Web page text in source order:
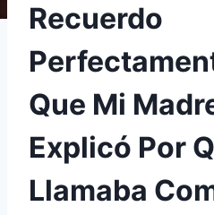
Recuerdo
Que Mi
Explicó Por
Llamaba